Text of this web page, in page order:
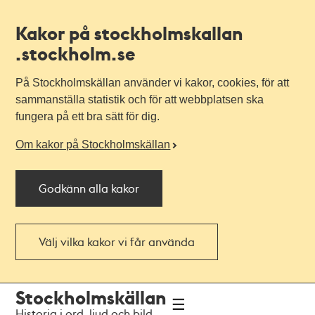
Kakor på stockholmskallan
.stockholm.se
På Stockholmskällan använder vi kakor, cookies, för att
sammanställa statistik och för att webbplatsen ska
fungera på ett bra sätt för dig.
Om kakor på Stockholmskällan
Godkänn alla kakor
Välj vilka kakor vi får använda
navigationen
huvudinnehållet
Stockholmskällan